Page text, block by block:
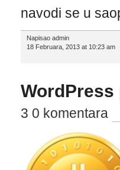
navodi se u
Napisao admin
18 Februara, 2013 at 10:23 am
3 0 komentara